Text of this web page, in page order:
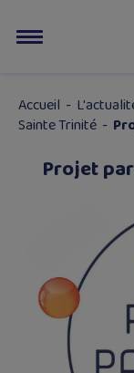
Accueil -
Sainte Trinité -
Projet